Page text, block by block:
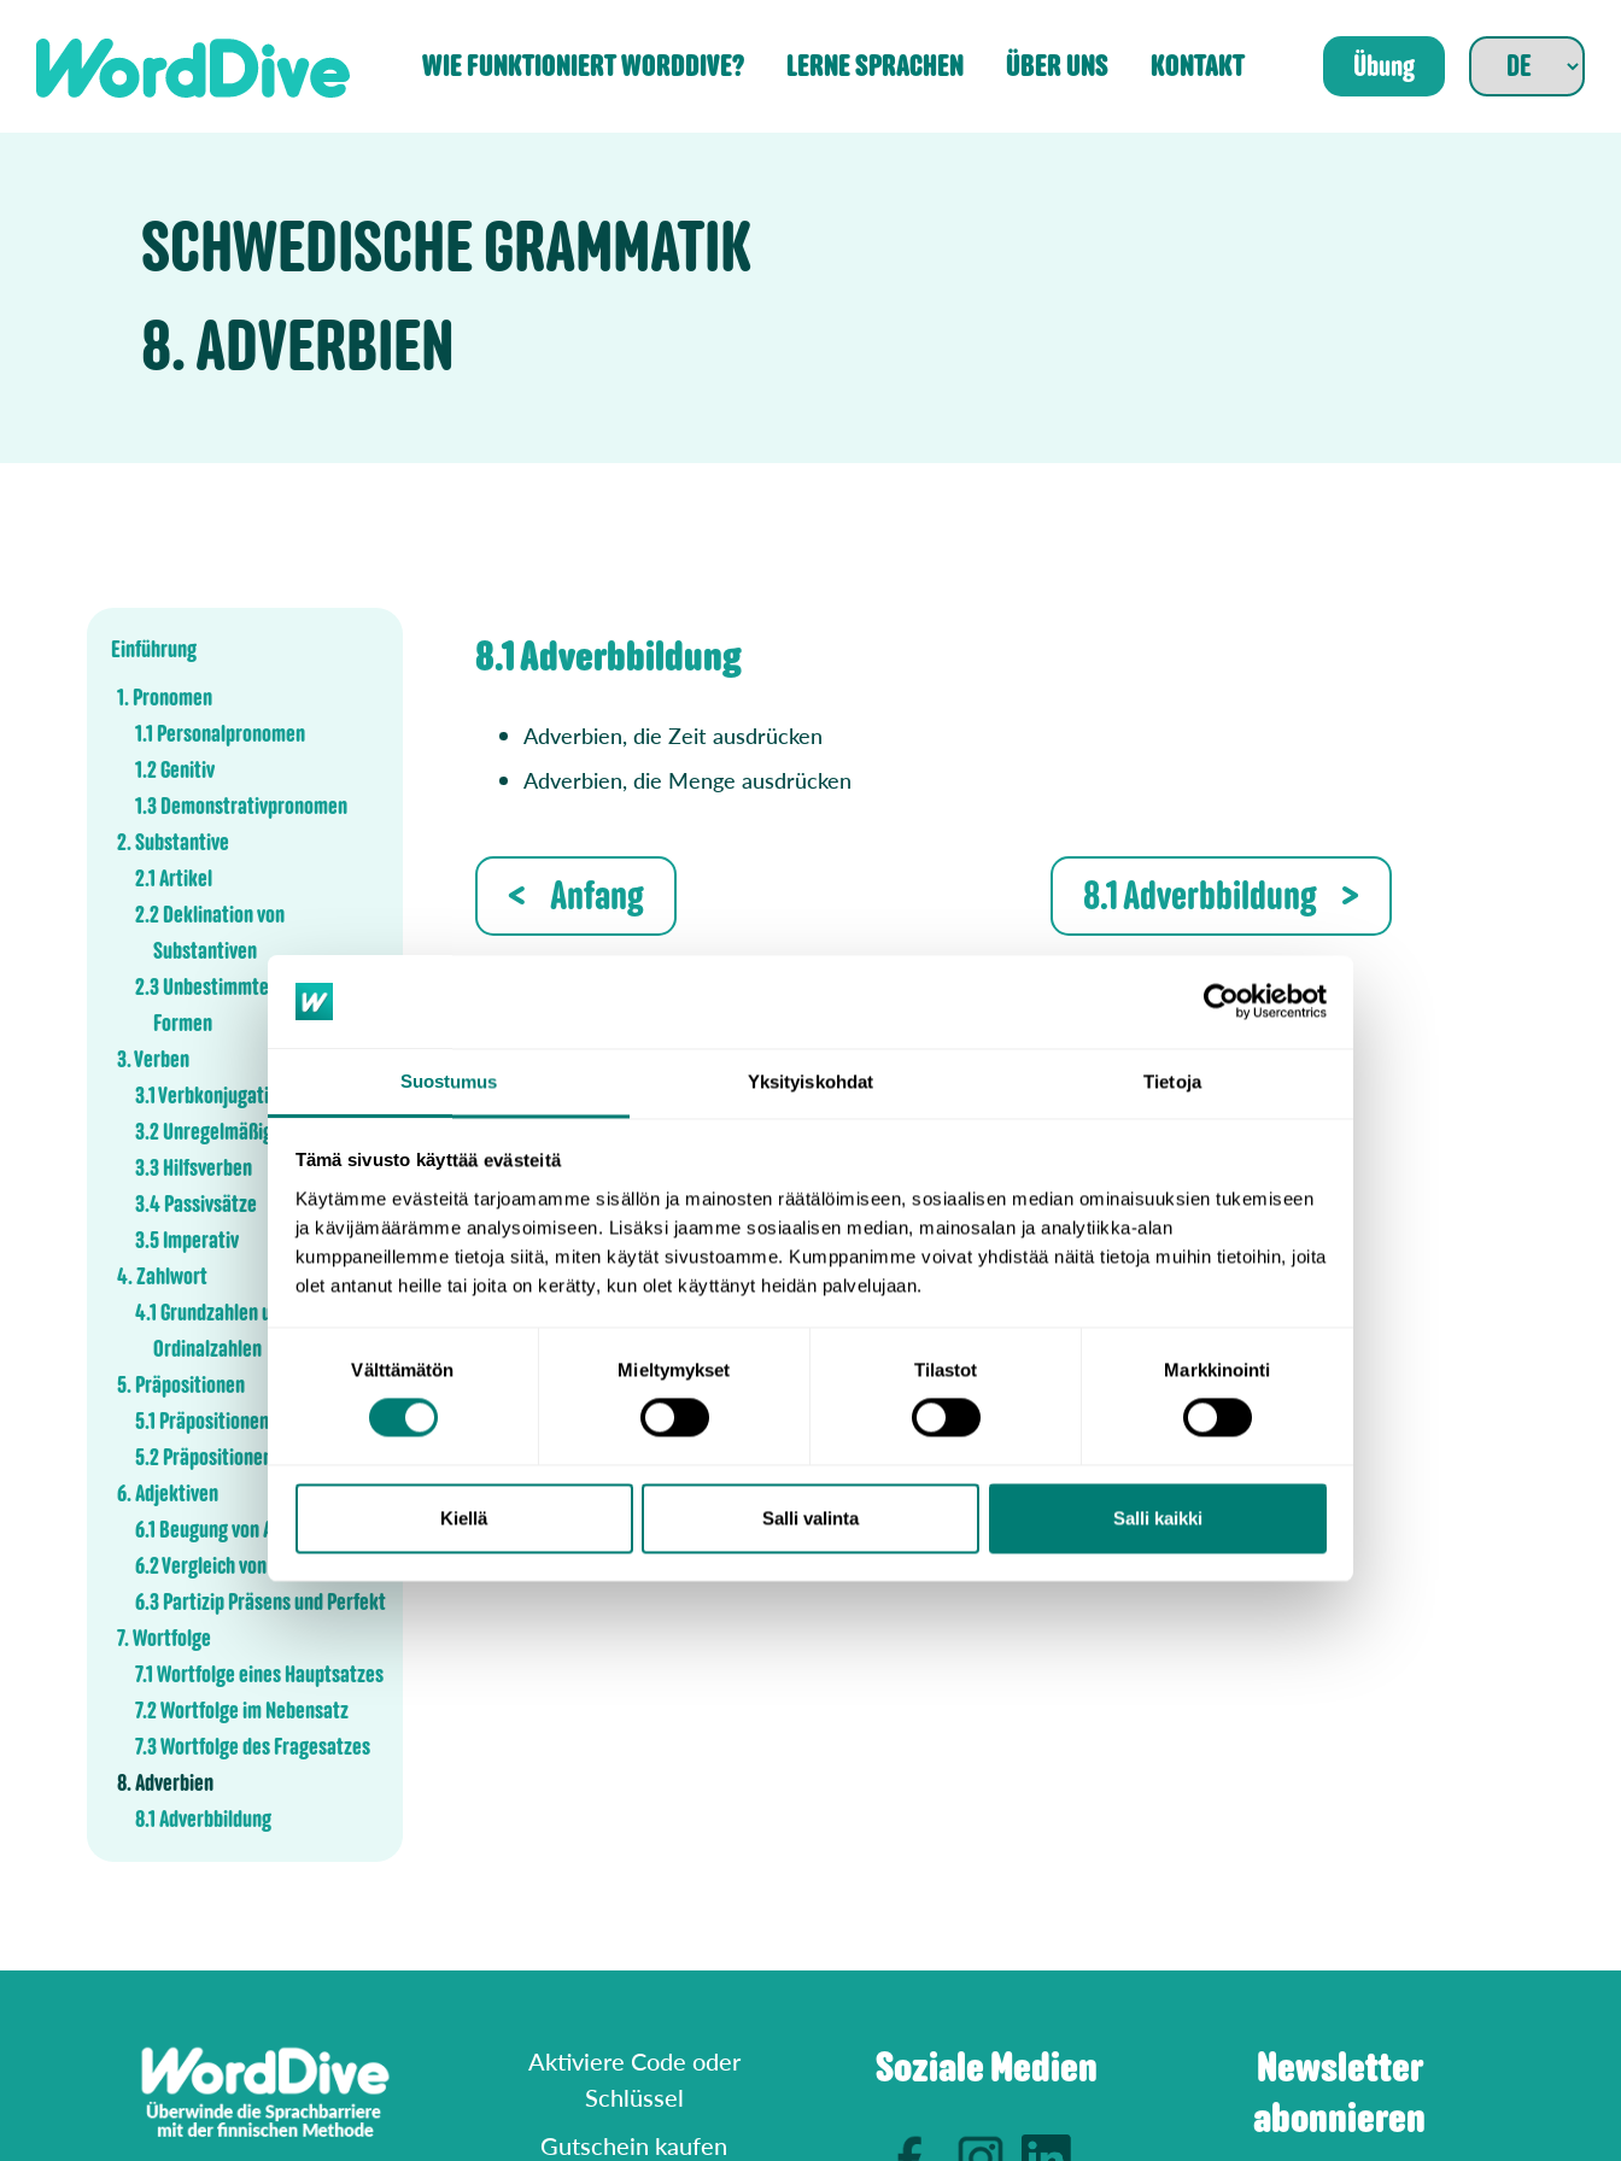
Suostumus Yksityiskohdat Tietoja
Tämä sivusto käyttää evästeitä
Käytämme evästeitä tarjoamamme sisällön ja mainosten räätälöimiseen, sosiaalisen median ominaisuuksien tukemiseen
ja kävijämäärämme analysoimiseen. Lisäksi jaamme sosiaalisen median, mainosalan ja analytiikka-alan
kumppaneillemme tietoja siitä, miten käytät sivustoamme. Kumppanimme voivat yhdistää näitä tietoja muihin tietoihin, joita
olet antanut heille tai joita on kerätty, kun olet käyttänyt heidän palvelujaan.
Välttämätön Mieltymykset Tilastot Markkinointi
Kiellä Salli valinta Salli kaikki
content
WIE FUNKTIONIERT WORDDIVE? LERNE SPRACHEN ÜBER UNS KONTAKT Übung
SCHWEDISCHE GRAMMATIK
8. ADVERBIEN
Einführung
1. Pronomen
1.1 Personalpronomen
1.2 Genitiv
1.3 Demonstrativpronomen
2. Substantive
2.1 Artikel
2.2 Deklination von
Substantiven
2.3 Unbestimmte und bestimmte
Formen
3. Verben
3.1 Verbkonjugationen
3.2 Unregelmäßige Verben
3.3 Hilfsverben
3.4 Passivsätze
3.5 Imperativ
4. Zahlwort
4.1 Grundzahlen und
Ordinalzahlen
5. Präpositionen
5.1 Präpositionen der Zeit
5.2 Präpositionen des Ortes
6. Adjektiven
6.1 Beugung von Adjektiven
6.2 Vergleich von Adjektiven
6.3 Partizip Präsens und Perfekt
7. Wortfolge
7.1 Wortfolge eines Hauptsatzes
7.2 Wortfolge im Nebensatz
7.3 Wortfolge des Fragesatzes
8. Adverbien
8.1 Adverbbildung
8.1 Adverbbildung
Adverbien, die Zeit ausdrücken
Adverbien, die Menge ausdrücken
Anfang 8.1 Adverbbildung
Aktiviere Code oder
Schlüssel
Gutschein kaufen
Soziale Medien
Newsletter
abonnieren